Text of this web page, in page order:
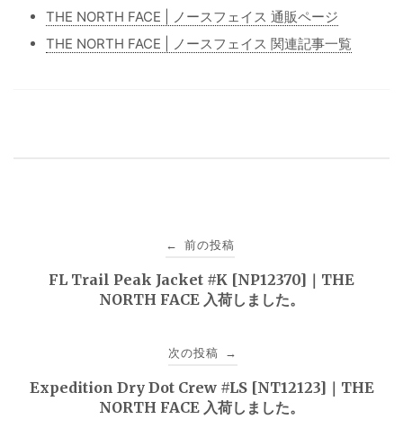
THE NORTH FACE | ノースフェイス 通販ページ
THE NORTH FACE | ノースフェイス 関連記事一覧
ゲ
← 前の投稿
FL Trail Peak Jacket #K [NP12370]｜THE
NORTH FACE 入荷しました。
次の投稿 →
Expedition Dry Dot Crew #LS [NT12123]｜THE
NORTH FACE 入荷しました。